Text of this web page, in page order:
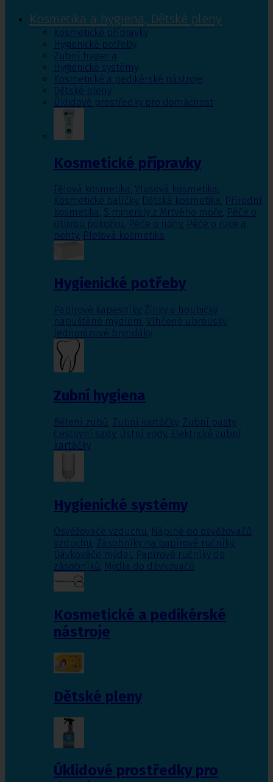
Kosmetika a hygiena, Dětské pleny
Kosmetické přípravky
Hygienické potřeby
Zubní hygiena
Hygienické systémy
Kosmetické a pedikérské nástroje
Dětské pleny
Úklidové prostředky pro domácnost
Kosmetické přípravky
Tělová kosmetika, Vlasová kosmetika,
Kosmetické balíčky, Dětská kosmetika, Přírodní
kosmetika, S minerály z Mrtvého moře, Péče o
citlivou pokožku, Péče o nohy, Péče o ruce a
nehty, Pleťová kosmetika
Hygienické potřeby
Papírové kapesníky, Žínky a houbičky
napuštěné mýdlem, Vlhčené ubrousky,
Jednorázové bryndáky
Zubní hygiena
Bělení zubů, Zubní kartáčky, Zubní pasty,
Cestovní sady, Ústní vody, Elektrické zubní
kartáčky
Hygienické systémy
Osvěžovače vzduchu, Náplně do osvěžovačů
vzduchu, Zásobníky na papírové ručníky,
Dávkováče mýdel, Papírové ručníky do
zásobníků, Mýdla do dávkovačů
Kosmetické a pedikérské
nástroje
Dětské pleny
Úklidové prostředky pro